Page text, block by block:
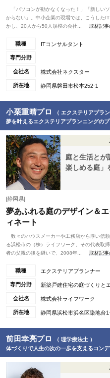
「パソコンが動かなくなった！」「新しい
からない」。中小企業の現場では、こうした
かし、20人から50人規模の会社...
取材記
職種 ITコンサルタント
専門分野
会社名 株式会社ネクスター
所在地 静岡県磐田市松本252-1
小栗重晴プロ
（ エクステリアプラン
夢を叶えるエクステリアプランニングのプ
庭と生活とが
楽しめる庭」
[静岡県]
夢あふれる庭のデザイン＆
ィネート
数々のハウスメーカーや工務店から厚い信
る浜松市の（株）ライフワーク。その代表取
者の父親の後を継いで、2008年...
取材記
職種 エクステリアプランナー
専門分野 新築戸建住宅の庭づくりと
会社名 株式会社ライフワーク
所在地 静岡県浜松市浜名区染地台
前田幸亮プロ
（ 理学療法士 ）
体づくりで人生の次の一歩を支えるコン